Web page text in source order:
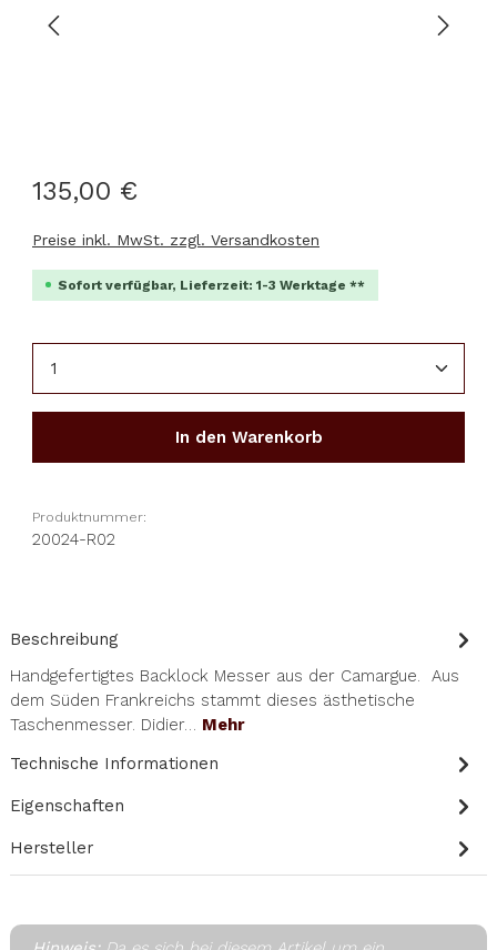
135,00 €
Preise inkl. MwSt. zzgl. Versandkosten
Sofort verfügbar, Lieferzeit: 1-3 Werktage **
In den Warenkorb
Produktnummer:
20024-R02
Beschreibung
Handgefertigtes Backlock Messer aus der Camargue. Aus
dem Süden Frankreichs stammt dieses ästhetische
Taschenmesser. Didier… Mehr
Technische Informationen
Eigenschaften
Hersteller